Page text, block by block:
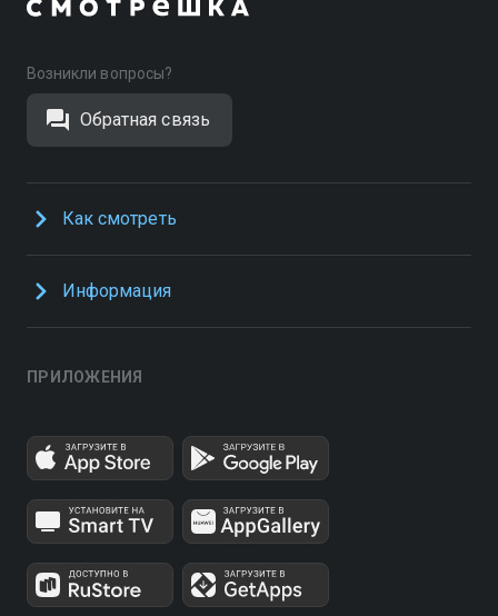
Возникли вопросы?
Обратная связь
Как смотреть
Информация
ПРИЛОЖЕНИЯ